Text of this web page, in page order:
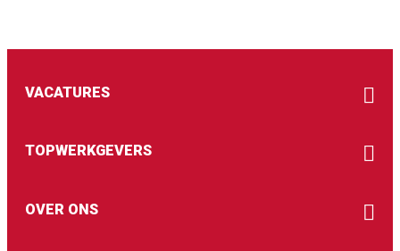
VACATURES
TOPWERKGEVERS
OVER ONS